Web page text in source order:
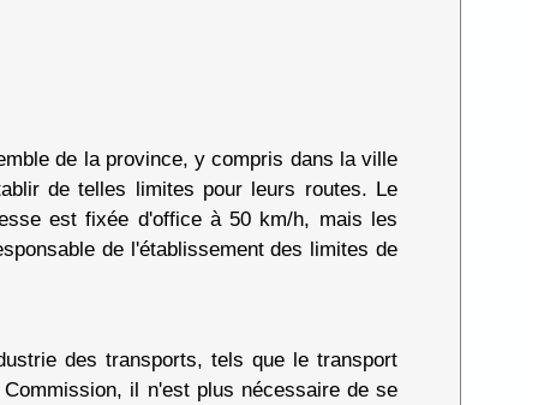
de la province, y compris dans la ville
de telles limites pour leurs routes. Le
est fixée d'office à 50 km/h, mais les
de l'établissement des limites de
des transports, tels que le transport
il n'est plus nécessaire de se